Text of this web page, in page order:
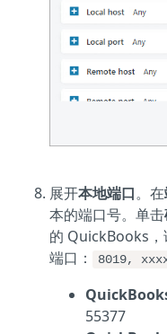
展开本地端口。在
本的端口号。单击
的 QuickBooks，
端口：
8019,
55377